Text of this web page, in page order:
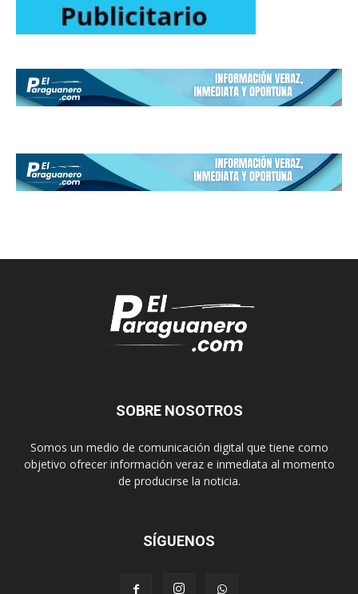
SOBRE NOSOTROS
Somos un medio de comunicación digital que tiene como
objetivo ofrecer información veraz e inmediata al momento
de producirse la noticia.
SÍGUENOS